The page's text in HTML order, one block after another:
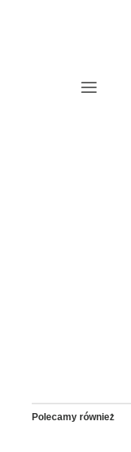
Polecamy również